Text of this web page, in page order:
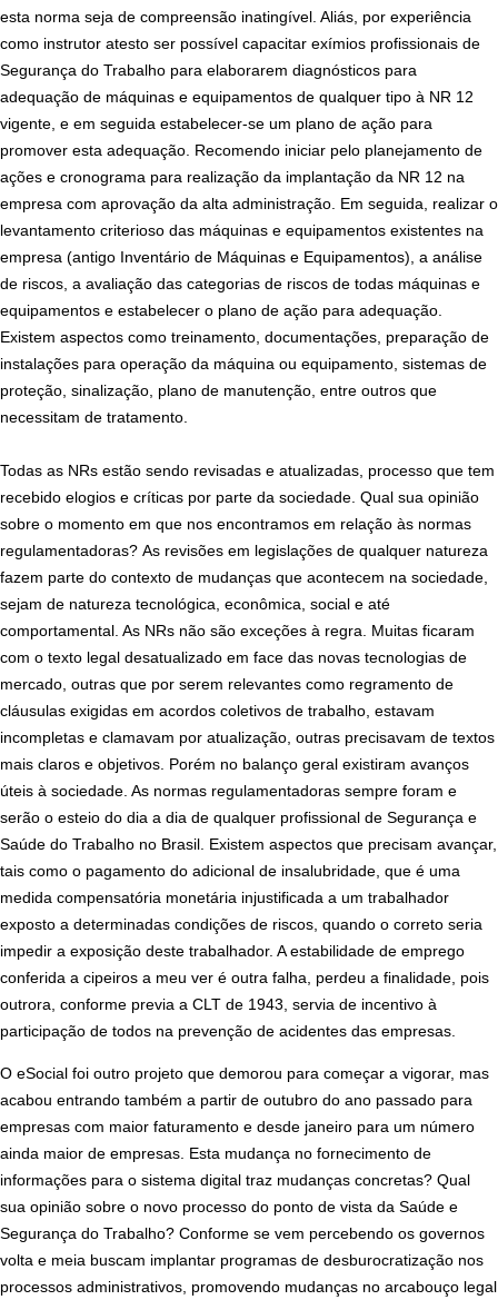
esta norma seja de compreensão inatingível. Aliás, por experiência
como instrutor atesto ser possível capacitar exímios profissionais de
Segurança do Trabalho para elaborarem diagnósticos para
adequação de máquinas e equipamentos de qualquer tipo à NR 12
vigente, e em seguida estabelecer-se um plano de ação para
promover esta adequação. Recomendo iniciar pelo planejamento de
ações e cronograma para realização da implantação da NR 12 na
empresa com aprovação da alta administração. Em seguida, realizar o
levantamento criterioso das máquinas e equipamentos existentes na
empresa (antigo Inventário de Máquinas e Equipamentos), a análise
de riscos, a avaliação das categorias de riscos de todas máquinas e
equipamentos e estabelecer o plano de ação para adequação.
Existem aspectos como treinamento, documentações, preparação de
instalações para operação da máquina ou equipamento, sistemas de
proteção, sinalização, plano de manutenção, entre outros que
necessitam de tratamento.
Todas as NRs estão sendo revisadas e atualizadas, processo que tem
recebido elogios e críticas por parte da sociedade. Qual sua opinião
sobre o momento em que nos encontramos em relação às normas
regulamentadoras? As revisões em legislações de qualquer natureza
fazem parte do contexto de mudanças que acontecem na sociedade,
sejam de natureza tecnológica, econômica, social e até
comportamental. As NRs não são exceções à regra. Muitas ficaram
com o texto legal desatualizado em face das novas tecnologias de
mercado, outras que por serem relevantes como regramento de
cláusulas exigidas em acordos coletivos de trabalho, estavam
incompletas e clamavam por atualização, outras precisavam de textos
mais claros e objetivos. Porém no balanço geral existiram avanços
úteis à sociedade. As normas regulamentadoras sempre foram e
serão o esteio do dia a dia de qualquer profissional de Segurança e
Saúde do Trabalho no Brasil. Existem aspectos que precisam avançar,
tais como o pagamento do adicional de insalubridade, que é uma
medida compensatória monetária injustificada a um trabalhador
exposto a determinadas condições de riscos, quando o correto seria
impedir a exposição deste trabalhador. A estabilidade de emprego
conferida a cipeiros a meu ver é outra falha, perdeu a finalidade, pois
outrora, conforme previa a CLT de 1943, servia de incentivo à
participação de todos na prevenção de acidentes das empresas.
O eSocial foi outro projeto que demorou para começar a vigorar, mas
acabou entrando também a partir de outubro do ano passado para
empresas com maior faturamento e desde janeiro para um número
ainda maior de empresas. Esta mudança no fornecimento de
informações para o sistema digital traz mudanças concretas? Qual
sua opinião sobre o novo processo do ponto de vista da Saúde e
Segurança do Trabalho? Conforme se vem percebendo os governos
volta e meia buscam implantar programas de desburocratização nos
processos administrativos, promovendo mudanças no arcabouço legal